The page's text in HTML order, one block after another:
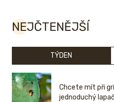
NEJČTENĚJŠÍ
TÝDEN
Chcete mít při
jednoduchý